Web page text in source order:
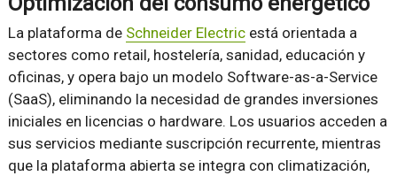
La plataforma de Schneider Electricestá orientada a
sectores como retail, hostelería, sanidad, educación y
oficinas, y opera bajo un modelo Software-as-a-Service
(SaaS), eliminando la necesidad de grandes inversiones
iniciales en licencias o hardware. Los usuarios acceden a
sus servicios mediante suscripción recurrente, mientras
que la plataforma abierta se integra con climatización,